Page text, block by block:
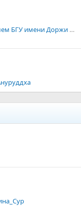
Геше-лхарамба станет преподавателем БГУ имени Доржи Банзарова.